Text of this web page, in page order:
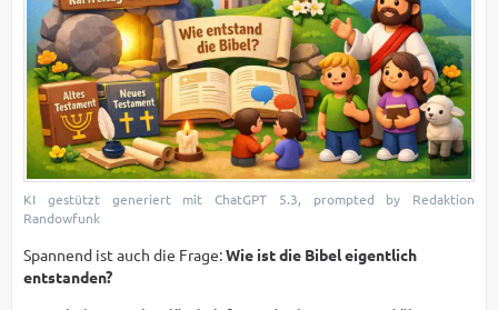
KI gestützt generiert mit ChatGPT 5.3, prompted by Redaktion
Randowfunk
Spannend ist auch die Frage:Wie ist die Bibel eigentlich
entstanden?